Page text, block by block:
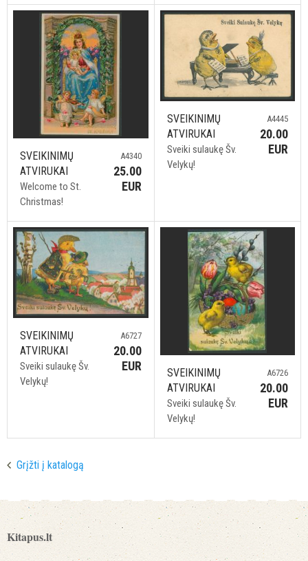
SVEIKINIMŲ
ATVIRUKAI
Welcome to St.
Christmas!
A4340
25.00
EUR
SVEIKINIMŲ
ATVIRUKAI
Sveiki sulaukę Šv.
Velykų!
A4445
20.00
EUR
SVEIKINIMŲ
ATVIRUKAI
Sveiki sulaukę Šv.
Velykų!
A6727
20.00
EUR
SVEIKINIMŲ
ATVIRUKAI
Sveiki sulaukę Šv.
Velykų!
A6726
20.00
EUR
Grįžti į katalogą
Kitapus.lt